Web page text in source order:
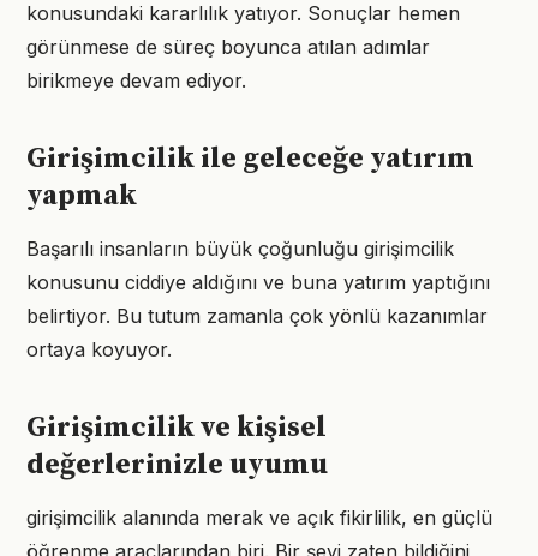
konusundaki kararlılık yatıyor. Sonuçlar hemen
görünmese de süreç boyunca atılan adımlar
birikmeye devam ediyor.
Girişimcilik ile geleceğe yatırım
yapmak
Başarılı insanların büyük çoğunluğu girişimcilik
konusunu ciddiye aldığını ve buna yatırım yaptığını
belirtiyor. Bu tutum zamanla çok yönlü kazanımlar
ortaya koyuyor.
Girişimcilik ve kişisel
değerlerinizle uyumu
girişimcilik alanında merak ve açık fikirlilik, en güçlü
öğrenme araçlarından biri. Bir şeyi zaten bildiğini